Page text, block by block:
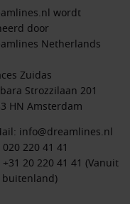
naar Port Said,
scala aan cultuur,
voor de
traditionele elementen
stranden,
wordt
door
Netherlands
Zuidas
Strozzilaan 201
HN Amsterdam
info@dreamlines.nl
020 220 41 41
+31 20 220 41 41 (Vanuit
buitenland)